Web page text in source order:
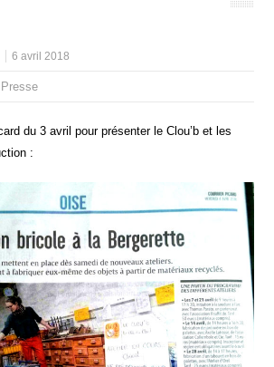
6 avril 2018
Presse
du 3 avril pour présenter le Clou’b et les
: